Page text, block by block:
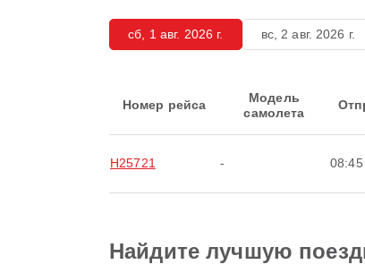
сб, 1 авг. 2026 г. вс, 2 авг. 2026 г.
Номер рейса
Модель
самолета
H25721 - 08:45
Найдите лучшую